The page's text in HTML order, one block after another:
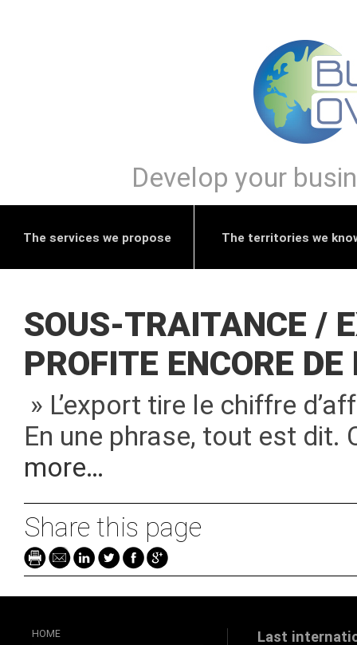
Develop your
The services we propose The territories we
SOUS-TRAITANCE /
PROFITE ENCORE
» L’export tire le chiffre
En une phrase, tout est
more…
Share this page
HOME Last